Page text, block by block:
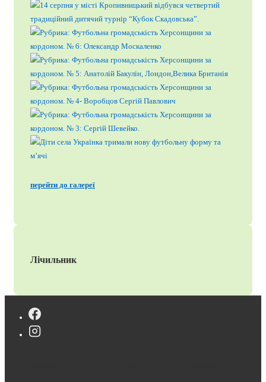
перейти до галереї
Лічильник